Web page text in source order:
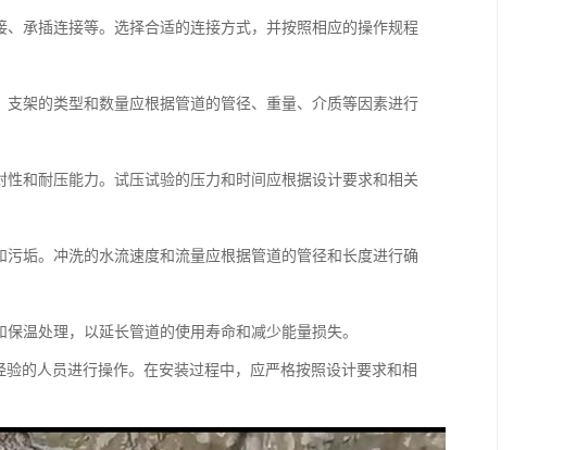
承插连接等。选择合适的连接方式，并按照相应的操作规程
架的类型和数量应根据管道的管径、重量、介质等因素进行
和耐压能力。试压试验的压力和时间应根据设计要求和相关
垢。冲洗的水流速度和流量应根据管道的管径和长度进行确
温处理，以延长管道的使用寿命和减少能量损失。
的人员进行操作。在安装过程中，应严格按照设计要求和相